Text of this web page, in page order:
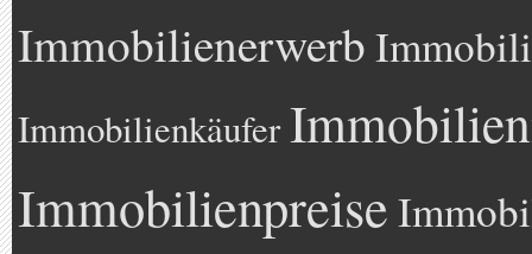
Immobilienerwerb
Immobilienkäufer
Immobilienpreise